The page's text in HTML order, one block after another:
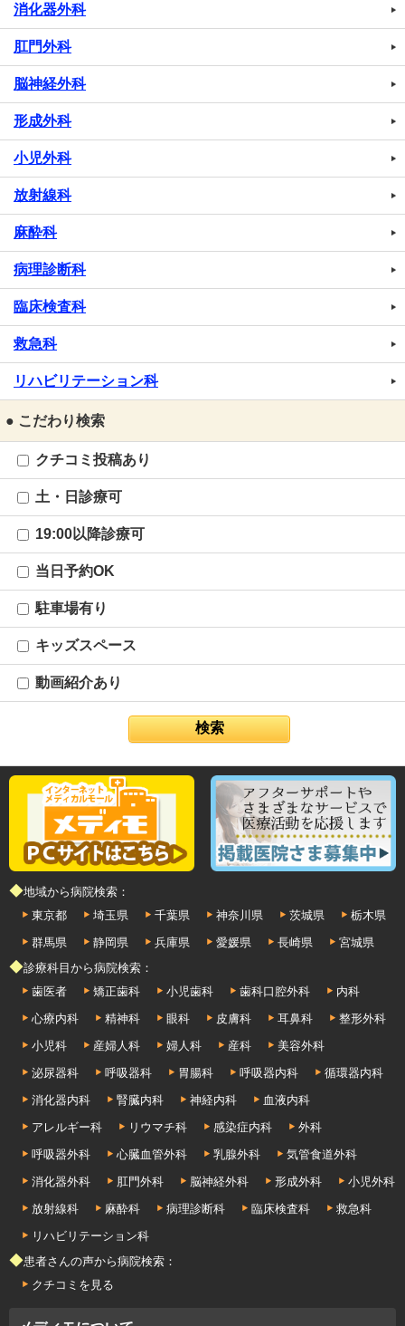
消化器外科
肛門外科
脳神経外科
形成外科
小児外科
放射線科
麻酔科
病理診断科
臨床検査科
救急科
リハビリテーション科
● こだわり検索
クチコミ投稿あり
土・日診療可
19:00以降診療可
当日予約OK
駐車場有り
キッズスペース
動画紹介あり
◆地域から病院検索：
東京都
埼玉県 千葉県 神奈川県 茨城県
栃木県
群馬県
静岡県 兵庫県 愛媛県 長崎県
宮城県
◆診療科目から病院検索：
歯医者
矯正歯科 小児歯科 歯科口腔外科
内科
心療内科
精神科 眼科 皮膚科 耳鼻科
整形外科
小児科
産婦人科 婦人科 産科
美容外科
泌尿器科
呼吸器科 胃腸科 呼吸器内科
循環器内科
消化器内科
腎臓内科 神経内科
血液内科
アレルギー科
リウマチ科 感染症内科
外科
呼吸器外科
心臓血管外科 乳腺外科
気管食道外科
消化器外科
肛門外科 脳神経外科 形成外科
小児外科
放射線科
麻酔科 病理診断科 臨床検査科
救急科
リハビリテーション科
◆患者さんの声から病院検索：
クチコミを見る